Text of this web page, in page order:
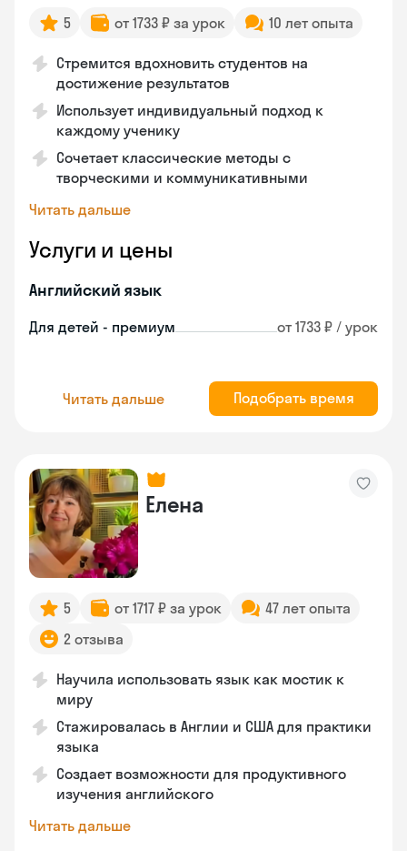
5 от 1733 ₽ за урок 10 лет опыта
Стремится вдохновить студентов на
достижение результатов
Использует индивидуальный подход к
каждому ученику
Сочетает классические методы с
творческими и коммуникативными
Читать дальше
Услуги и цены
Английский язык
Для детей - премиум от 1733 ₽ / урок
Читать дальше Подобрать время
Елена
5 от 1717 ₽ за урок
47 лет опыта
2 отзыва
Научила использовать язык как мостик к
миру
Стажировалась в Англии и США для практики
языка
Создает возможности для продуктивного
изучения английского
Читать дальше